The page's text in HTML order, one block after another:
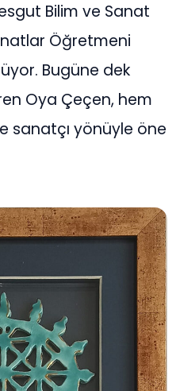
Bilim ve Sanat
Öğretmeni
Bugüne dek
Oya Çeçen, hem
sanatçı yönüyle öne